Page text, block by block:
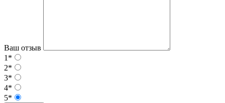
Ваш отзыв
1*
2*
3*
4*
5*